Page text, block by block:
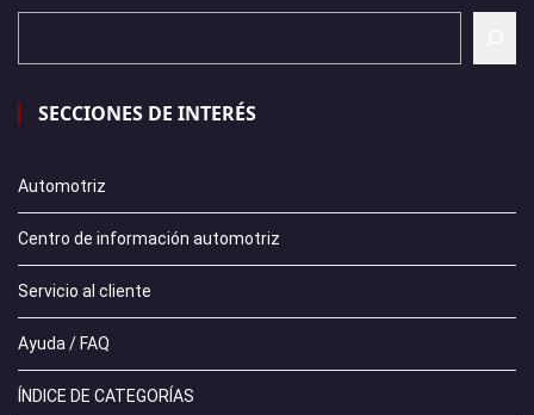
SECCIONES DE INTERÉS
Automotriz
Centro de información automotriz
Servicio al cliente
Ayuda / FAQ
ÍNDICE DE CATEGORÍAS